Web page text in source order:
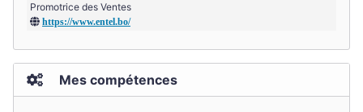
Promotrice des Ventes
https://www.entel.bo/
Mes compétences